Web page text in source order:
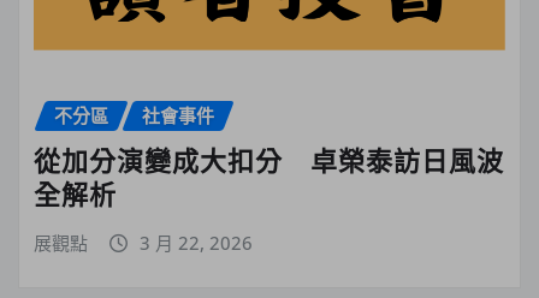
不分區 社會事件
從加分演變成大扣分 卓榮泰訪日風波
全解析
展觀點 3 月 22, 2026